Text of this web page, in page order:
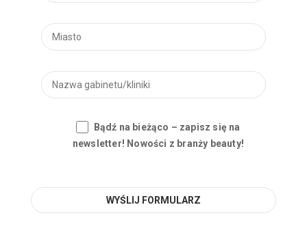
Bądź na bieżąco – zapisz się na
newsletter! Nowości z branży beauty!